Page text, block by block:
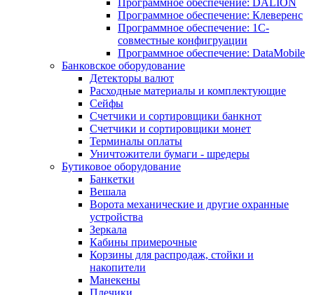
Программное обеспечение: DALION
Программное обеспечение: Клеверенс
Программное обеспечение: 1С-
совместные конфигруации
Программное обеспечение: DataMobile
Банковское оборудование
Детекторы валют
Расходные материалы и комплектующие
Сейфы
Счетчики и сортировщики банкнот
Счетчики и сортировщики монет
Терминалы оплаты
Уничтожители бумаги - шредеры
Бутиковое оборудование
Банкетки
Вешала
Ворота механические и другие охранные
устройства
Зеркала
Кабины примерочные
Корзины для распродаж, стойки и
накопители
Манекены
Плечики